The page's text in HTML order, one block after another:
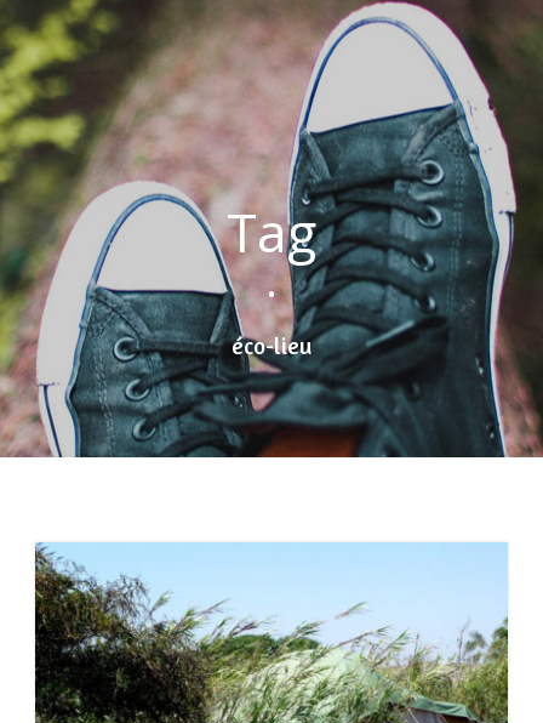
Tag
•
éco-lieu